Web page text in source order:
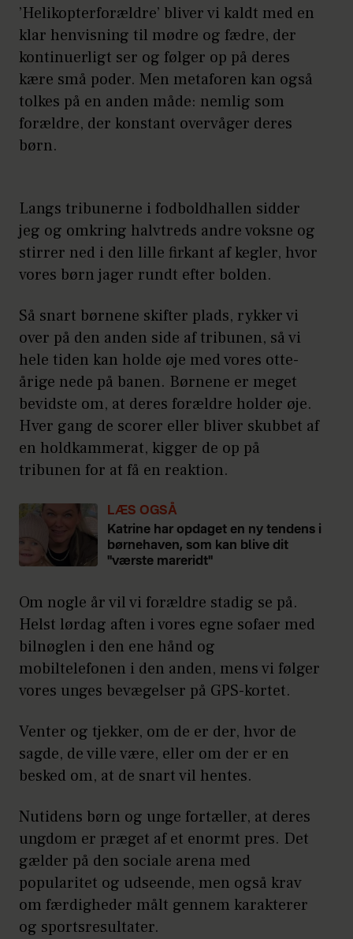
’Helikopterforældre’ bliver vi kaldt med en
klar henvisning til mødre og fædre, der
kontinuerligt ser og følger op på deres
kære små poder. Men metaforen kan også
tolkes på en anden måde: nemlig som
forældre, der konstant overvåger deres
børn.
Langs tribunerne i fodboldhallen sidder
jeg og omkring halvtreds andre voksne og
stirrer ned i den lille firkant af kegler, hvor
vores børn jager rundt efter bolden.
Så snart børnene skifter plads, rykker vi
over på den anden side af tribunen, så vi
hele tiden kan holde øje med vores otte-
årige nede på banen. Børnene er meget
bevidste om, at deres forældre holder øje.
Hver gang de scorer eller bliver skubbet af
en holdkammerat, kigger de op på
tribunen for at få en reaktion.
LÆS OGSÅ
Katrine har opdaget en ny tendens i
børnehaven, som kan blive dit
"værste mareridt"
Om nogle år vil vi forældre stadig se på.
Helst lørdag aften i vores egne sofaer med
bilnøglen i den ene hånd og
mobiltelefonen i den anden, mens vi følger
vores unges bevægelser på GPS-kortet.
Venter og tjekker, om de er der, hvor de
sagde, de ville være, eller om der er en
besked om, at de snart vil hentes.
Nutidens børn og unge fortæller, at deres
ungdom er præget af et enormt pres. Det
gælder på den sociale arena med
popularitet og udseende, men også krav
om færdigheder målt gennem karakterer
og sportsresultater.